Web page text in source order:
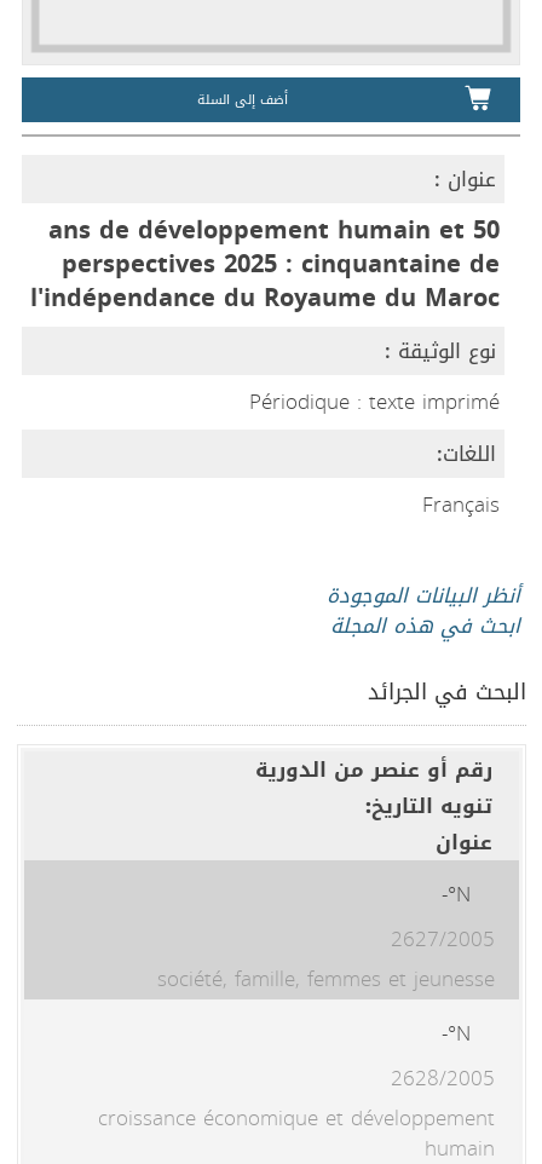
أضف إلى السلة
عنوان :
50 ans de développement humain et
perspectives 2025 : cinquantaine de
l'indépendance du Royaume du Maroc
نوع الوثيقة :
Périodique : texte imprimé
اللغات:
Français
أنظر البيانات الموجودة
ابحث في هذه المجلة
البحث في الجرائد
رقم أو عنصر من الدورية
تنويه التاريخ:
عنوان
N°-
2627/2005
société, famille, femmes et jeunesse
N°-
2628/2005
croissance économique et développement
humain